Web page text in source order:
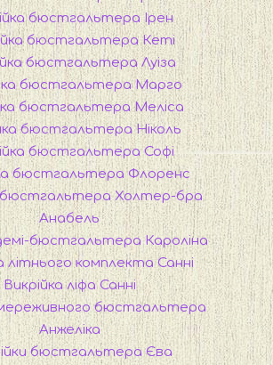
бюстгальтера Ірен
бюстгальтера Кеті
бюстгальтера Луіза
бюстгальтера Марго
бюстгальтера Меліса
бюстгальтера Ніколь
бюстгальтера Софі
бюстгальтера Флоренс
бюстгальтера Холтер-бра
Анабель
бюстгальтера Кароліна
літнього комплекта Санні
Викрійка ліфа Санні
мереживного бюстгальтера
Анжеліка
бюстгальтера Єва